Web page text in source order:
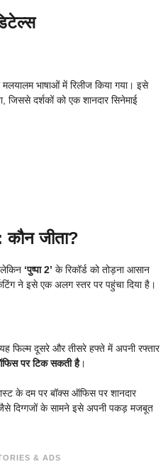
भाषाओं में रिलीज किया गया। इसे
दर्शकों को एक शानदार सिनेमाई
कौन जीता?
‘पुष्पा 2’ के रिकॉर्ड को तोड़ना आसान
ने इसे एक अलग स्तर पर पहुंचा दिया है।
फिल्म दूसरे और तीसरे हफ्ते में अपनी रफ्तार
पर टिक सकती है।
के दम पर बॉक्स ऑफिस पर शानदार
दिग्गजों के सामने इसे अपनी पकड़ मजबूत
& ADS